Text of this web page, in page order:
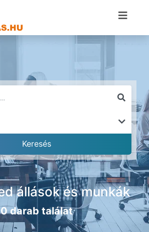
állások és munkák
0 darab találat